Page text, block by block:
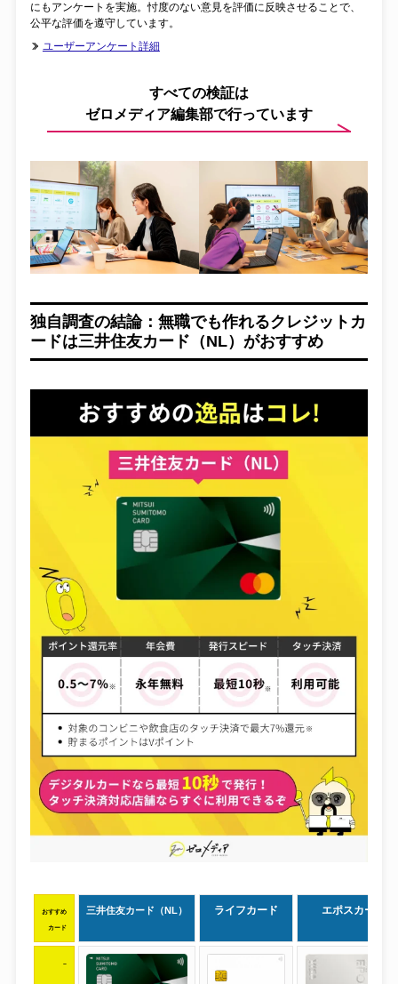
にもアンケートを実施。忖度のない意見を評価に反映させることで、
公平な評価を遵守しています。
ユーザーアンケート詳細
すべての検証は
ゼロメディア編集部で行っています
独自調査の結論：無職でも作れるクレジットカ
ードは三井住友カード（NL）がおすすめ
おすすめ
カード
三井住友カード（NL） ライフカード エポスカード
–